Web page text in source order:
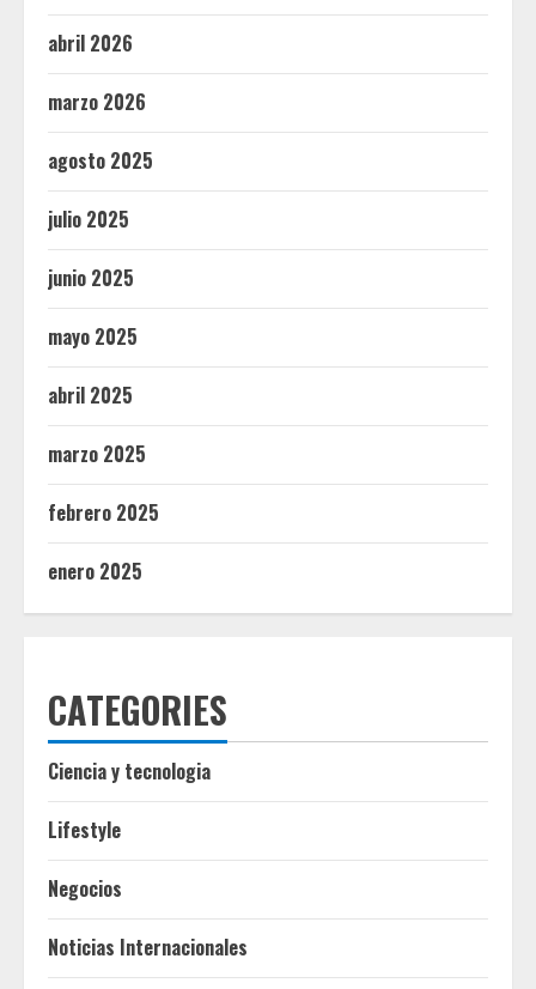
abril 2026
marzo 2026
agosto 2025
julio 2025
junio 2025
mayo 2025
abril 2025
marzo 2025
febrero 2025
enero 2025
CATEGORIES
Ciencia y tecnologia
Lifestyle
Negocios
Noticias Internacionales